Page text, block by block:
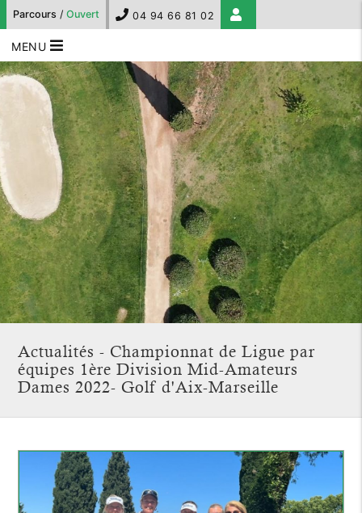
Parcours / Ouvert 04 94 66 81 02
MENU
Actualités - Championnat de Ligue par
équipes 1ère Division Mid-Amateurs
Dames 2022- Golf d'Aix-Marseille